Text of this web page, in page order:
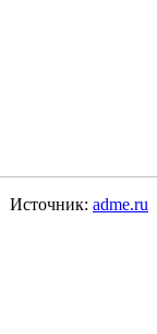
Источник: adme.ru